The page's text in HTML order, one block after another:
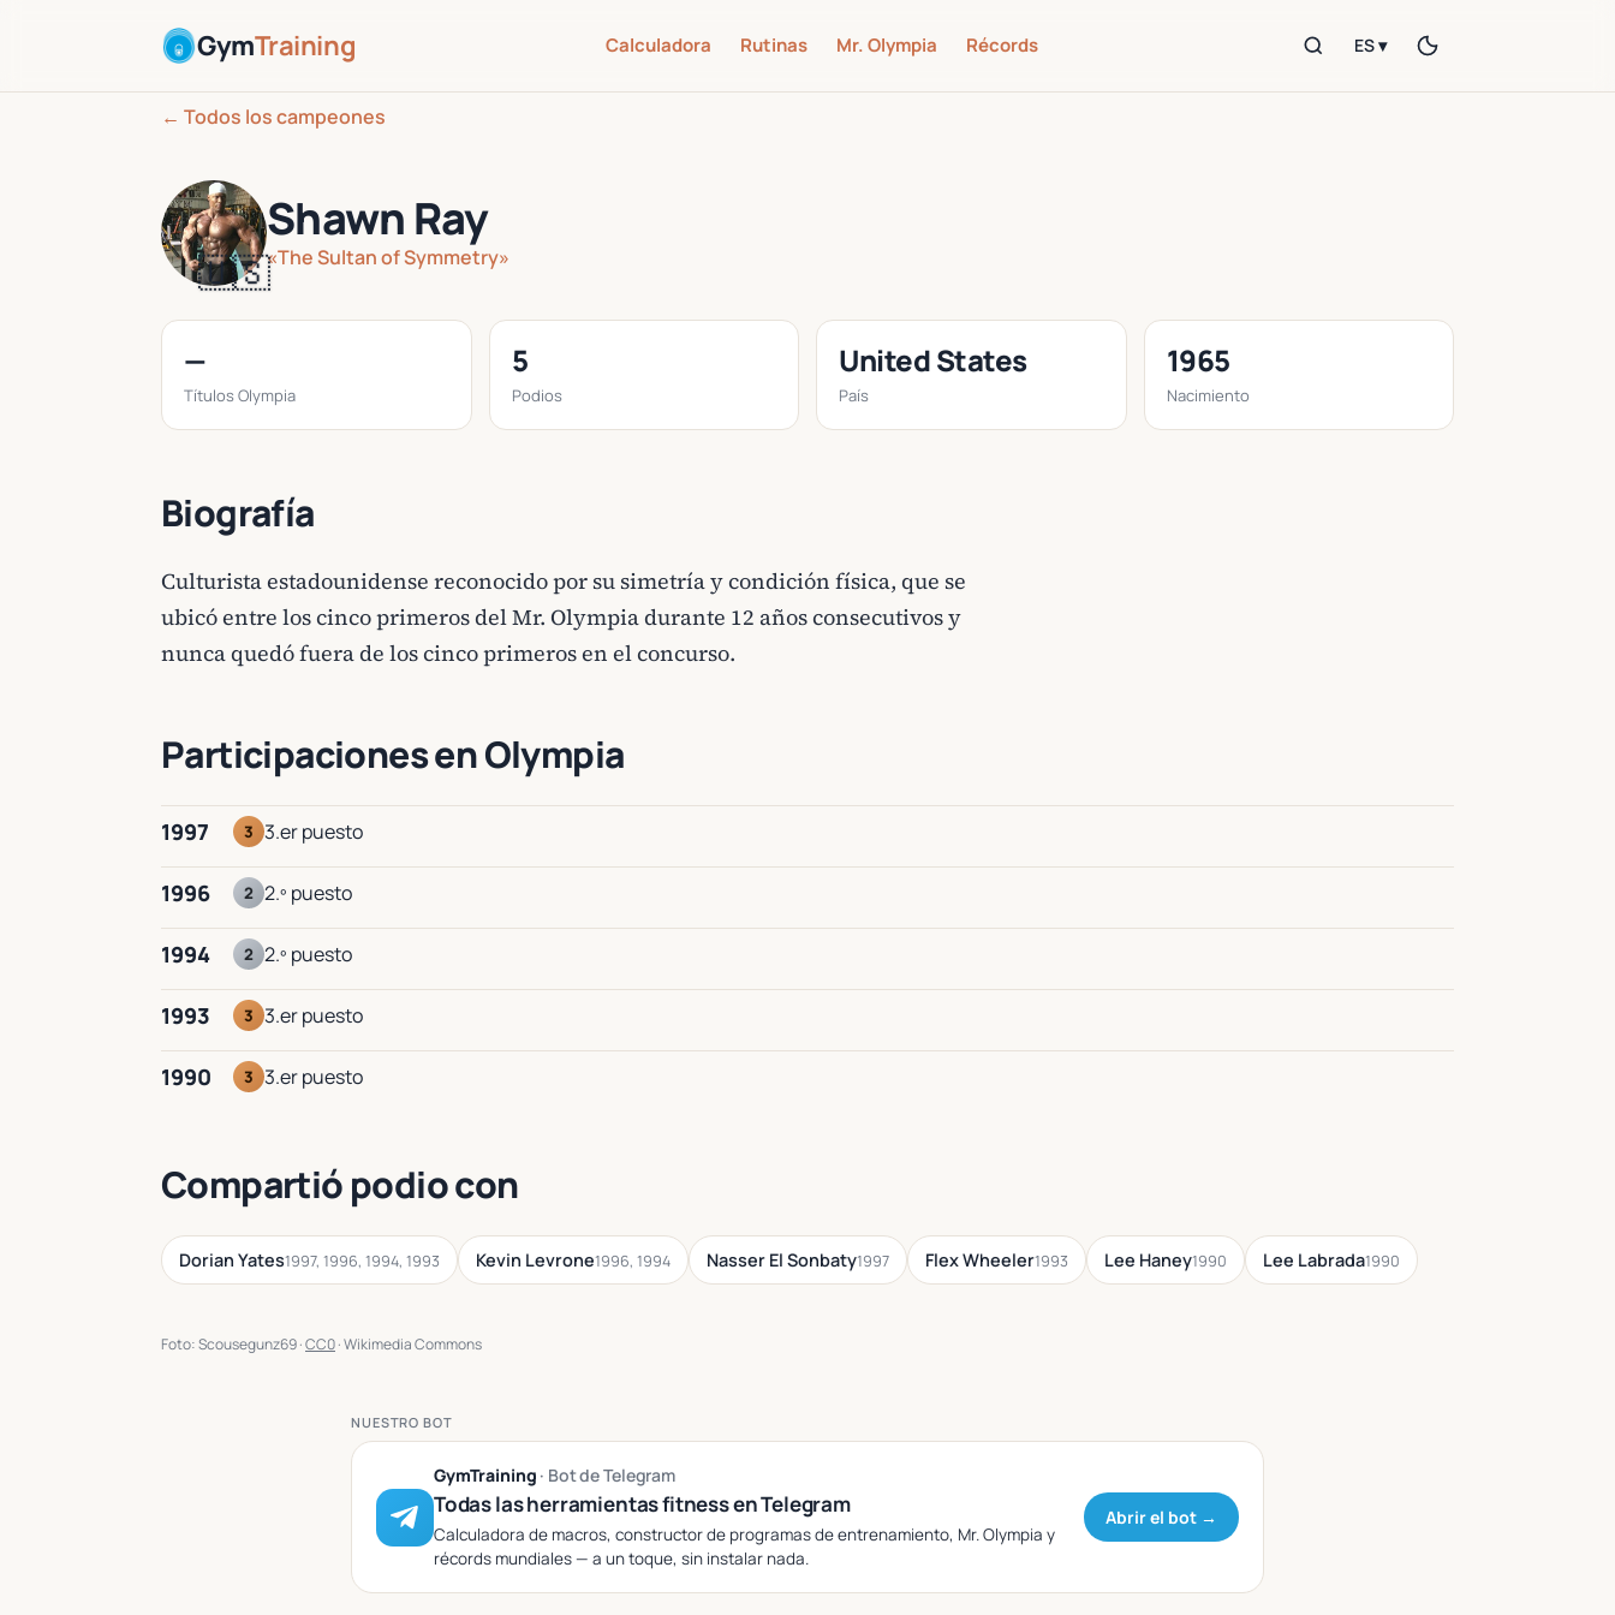
GymTraining Calculadora Rutinas Mr. Olympia Récords ES ▾
← Todos los campeones
🇺🇸
Shawn Ray
«The Sultan of Symmetry»
—
Títulos Olympia
5
Podios
United States
País
1965
Nacimiento
Biografía
Culturista estadounidense reconocido por su simetría y condición física, que se
ubicó entre los cinco primeros del Mr. Olympia durante 12 años consecutivos y
nunca quedó fuera de los cinco primeros en el concurso.
Participaciones en Olympia
1997 3 3.er puesto
1996 2 2.º puesto
1994 2 2.º puesto
1993 3 3.er puesto
1990 3 3.er puesto
Compartió podio con
Dorian Yates1997, 1996, 1994, 1993 Kevin Levrone1996, 1994 Nasser El Sonbaty1997 Flex Wheeler1993 Lee Haney1990 Lee Labrada1990
Foto: Scousegunz69 ·CC0· Wikimedia Commons
NUESTRO BOT
GymTraining · Bot de Telegram
Todas las herramientas fitness en Telegram
Calculadora de macros, constructor de programas de entrenamiento, Mr. Olympia y
récords mundiales — a un toque, sin instalar nada.
Abrir el bot →